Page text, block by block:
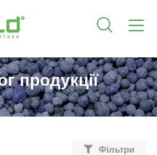
продукції
Фільтри